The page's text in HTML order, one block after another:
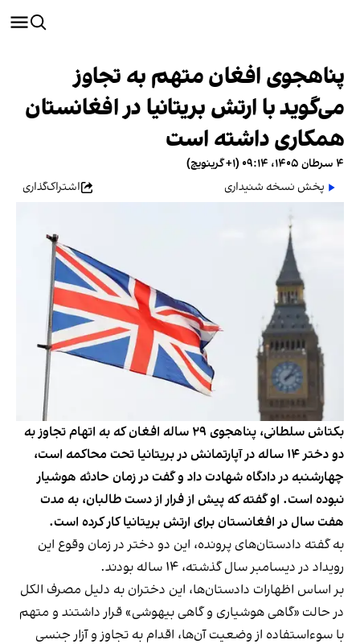
پناهجوی افغان متهم به تجاوز
می‌گوید با ارتش بریتانیا در افغانستان
همکاری داشته است
۴ سرطان ۱۴۰۵، ۰۹:۱۴ (‎+۱ گرینویچ)
پخش نسخه شنیداری
اشتراک‌گذاری
بکتاش سلطانی، پناهجوی ۲۹ ساله افغان که به اتهام تجاوز به
دو دختر ۱۴ ساله در آپارتمانش در بریتانیا تحت محاکمه است،
چهارشنبه در دادگاه شهادت داد و گفت در زمان حادثه هوشیار
نبوده است. او گفته که پیش از فرار از دست طالبان، به مدت
هفت سال در افغانستان برای ارتش بریتانیا کار کرده است.
به گفته دادستان‌های پرونده، این دو دختر در زمان وقوع این
رویداد در دیسامبر سال گذشته، ۱۴ ساله بودند.
بر اساس اظهارات دادستان‌ها، این دختران به دلیل مصرف الکل
در حالت «گاهی هوشیاری و گاهی بیهوشی» قرار داشتند و متهم
با سوءاستفاده از وضعیت آن‌ها، اقدام به تجاوز و آزار جنسی